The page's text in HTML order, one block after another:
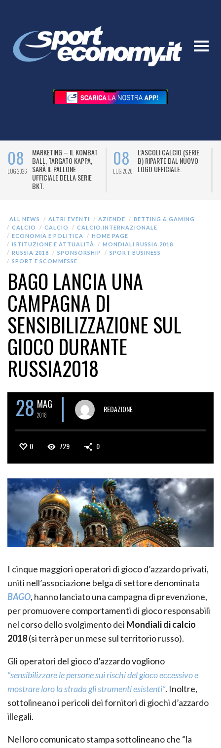
08
LUG 2026
MARKETING – IL KOMBAT
BALL, TARGATO KAPPA,
SARÀ IL PALLONE
UFFICIALE DELLA SERIE
BKT.
08
LUG 2026
L’ASCOLI CALCIO (SERIE
B) RIPARTE DAL NUOVO
LOGO UFFICIALE.
ALL NEWS ALTRI EVENTI AZIENDE
BETTING & GAMING
CALCIO
CALCIO
CALCIO.INTERNAZIONALE
ECONOMIA E POLITICA
HOME PAGE
ISTITUZIONE E ATTUALITÀ
MONDIALI RUSSIA 2018
RUSSIA 2018
SPONSORSHIP
SPORT BUSINESS
SPORT E SCOMMESSE
BAGO LANCIA UNA
CAMPAGNA DI
SENSIBILIZZAZIONE SUL
GIOCO DURANTE
RUSSIA2018
28 MAG
2018
REDAZIONE
0 729 0
I cinque maggiori operatori di gioco d’azzardo privati,
uniti nell’associazione belga di settore denominata
BAGO, hanno lanciato una campagna di prevenzione,
per promuovere comportamenti di gioco responsabili
nel corso dello svolgimento dei Mondiali di calcio
2018(si terrà per un mese sul territorio russo).
Gli operatori del gioco d’azzardo vogliono
“sensibilizzare le persone sui rischi del gioco eccessivo e
mostrare loro la strada gli strumenti esistenti”. Inoltre,
sottolineano i pericoli dei fornitori di giochi d’azzardo
illegali.
Nel loro comunicato stampa sottolineano che “la